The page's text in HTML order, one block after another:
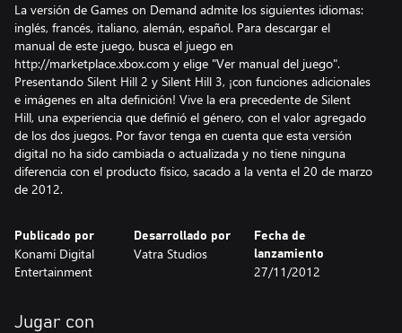
La versión de Games on Demand admite los siguientes idiomas:
inglés, francés, italiano, alemán, español. Para descargar el
manual de este juego, busca el juego en
http://marketplace.xbox.com y elige "Ver manual del juego".
Presentando Silent Hill 2 y Silent Hill 3, ¡con funciones adicionales
e imágenes en alta definición! Vive la era precedente de Silent
Hill, una experiencia que definió el género, con el valor agregado
de los dos juegos. Por favor tenga en cuenta que esta versión
digital no ha sido cambiada o actualizada y no tiene ninguna
diferencia con el producto físico, sacado a la venta el 20 de marzo
de 2012.
Publicado por
Konami Digital
Entertainment
Desarrollado por
Vatra Studios
Fecha de
lanzamiento
27/11/2012
Jugar con